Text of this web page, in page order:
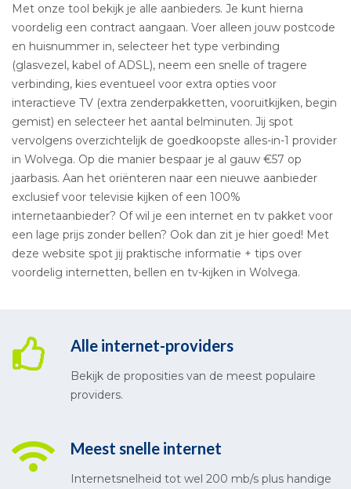
Met onze tool bekijk je alle aanbieders. Je kunt hierna
voordelig een contract aangaan. Voer alleen jouw postcode
en huisnummer in, selecteer het type verbinding
(glasvezel, kabel of ADSL), neem een snelle of tragere
verbinding, kies eventueel voor extra opties voor
interactieve TV (extra zenderpakketten, vooruitkijken, begin
gemist) en selecteer het aantal belminuten. Jij spot
vervolgens overzichtelijk de goedkoopste alles-in-1 provider
in Wolvega. Op die manier bespaar je al gauw €57 op
jaarbasis. Aan het oriënteren naar een nieuwe aanbieder
exclusief voor televisie kijken of een 100%
internetaanbieder? Of wil je een internet en tv pakket voor
een lage prijs zonder bellen? Ook dan zit je hier goed! Met
deze website spot jij praktische informatie + tips over
voordelig internetten, bellen en tv-kijken in Wolvega.
Alle internet-providers
Bekijk de proposities van de meest populaire
providers.
Meest snelle internet
Internetsnelheid tot wel 200 mb/s plus handige